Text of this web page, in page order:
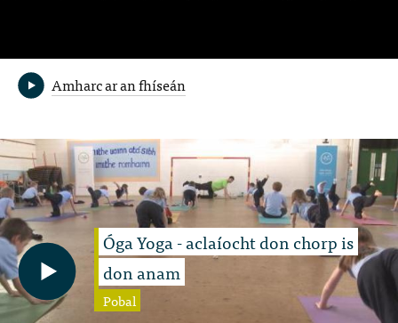
Amharc ar an fhíseán
Óga Yoga - aclaíocht don chorp is
don anam
Pobal